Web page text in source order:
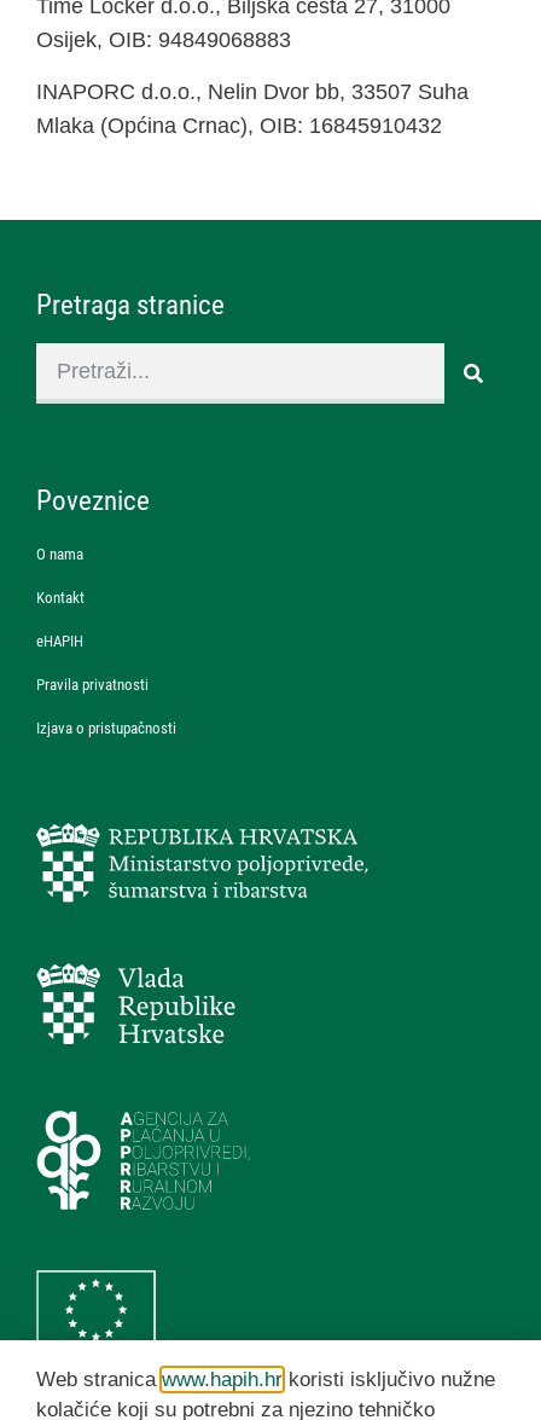
Time Locker d.o.o., Biljska cesta 27, 31000
Osijek, OIB: 94849068883
INAPORC d.o.o., Nelin Dvor bb, 33507 Suha
Mlaka (Općina Crnac), OIB: 16845910432
Pretraga stranice
Poveznice
O nama
Kontakt
eHAPIH
Pravila privatnosti
Izjava o pristupačnosti
Web stranica www.hapih.hr koristi isključivo nužne
kolačiće koji su potrebni za njezino tehničko